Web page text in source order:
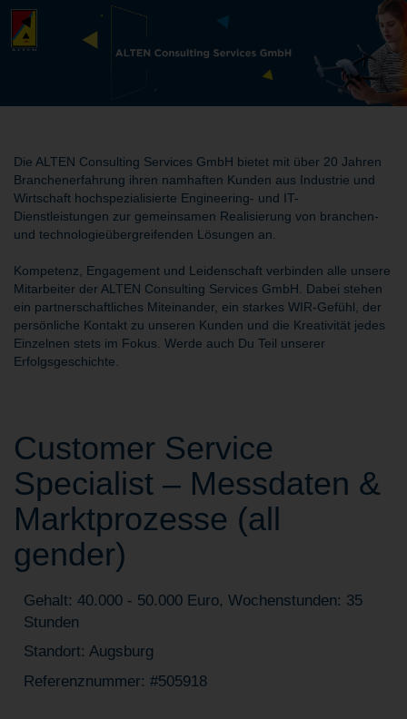
Die ALTEN Consulting Services GmbH bietet mit über 20 Jahren
Branchenerfahrung ihren namhaften Kunden aus Industrie und
Wirtschaft hochspezialisierte Engineering- und IT-
Dienstleistungen zur gemeinsamen Realisierung von branchen-
und technologieübergreifenden Lösungen an.
Kompetenz, Engagement und Leidenschaft verbinden alle unsere
Mitarbeiter der ALTEN Consulting Services GmbH. Dabei stehen
ein partnerschaftliches Miteinander, ein starkes WIR-Gefühl, der
persönliche Kontakt zu unseren Kunden und die Kreativität jedes
Einzelnen stets im Fokus. Werde auch Du Teil unserer
Erfolgsgeschichte.
Customer Service
Specialist – Messdaten &
Marktprozesse (all
gender)
Gehalt: 40.000 - 50.000 Euro, Wochenstunden: 35
Stunden
Standort: Augsburg
Referenznummer: #505918